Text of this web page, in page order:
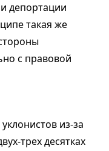
депортации
такая же
с правовой
из-за
трех десятках